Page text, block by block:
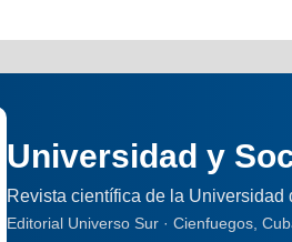
Universidad y
Revista científica de la Universidad
Editorial Universo Sur · Cienfuegos,